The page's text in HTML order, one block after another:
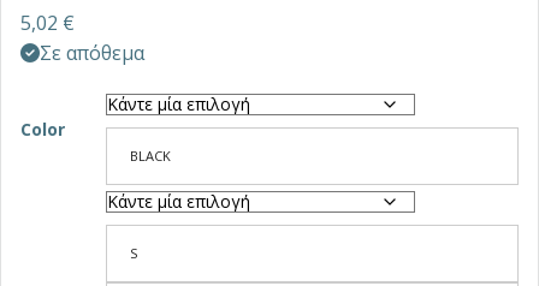
5,02 €
Σε απόθεμα
Color
BLACK
S